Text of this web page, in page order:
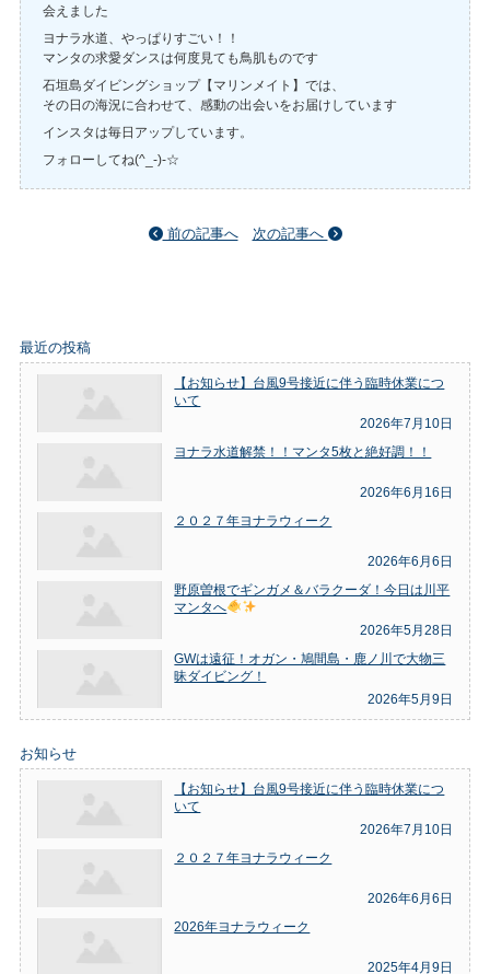
会えました
ヨナラ水道、やっぱりすごい！！
マンタの求愛ダンスは何度見ても鳥肌ものです
石垣島ダイビングショップ【マリンメイト】では、
その日の海況に合わせて、感動の出会いをお届けしています
インスタは毎日アップしています。
フォローしてね(^_-)-☆
前の記事へ 次の記事へ
最近の投稿
【お知らせ】台風9号接近に伴う臨時休業につ
いて
2026年7月10日
ヨナラ水道解禁！！マンタ5枚と絶好調！！
2026年6月16日
２０２７年ヨナラウィーク
2026年6月6日
野原曽根でギンガメ＆バラクーダ！今日は川平
マンタへ
2026年5月28日
GWは遠征！オガン・鳩間島・鹿ノ川で大物三
昧ダイビング！
2026年5月9日
お知らせ
【お知らせ】台風9号接近に伴う臨時休業につ
いて
2026年7月10日
２０２７年ヨナラウィーク
2026年6月6日
2026年ヨナラウィーク
2025年4月9日